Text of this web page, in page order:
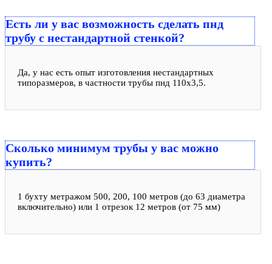
Есть ли у вас возможность сделать пнд
трубу с нестандартной стенкой?
Да, у нас есть опыт изготовления нестандартных
типоразмеров, в частности трубы пнд 110x3,5.
Сколько минимум трубы у вас можно
купить?
1 бухту метражом 500, 200, 100 метров (до 63 диаметра
включительно) или 1 отрезок 12 метров (от 75 мм)